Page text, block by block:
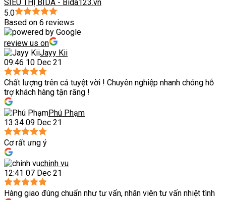
SIÊU THỊ BIDA - Bida123.vn
5.0
Based on 6 reviews
review us on
Jayy Kii
09:46 10 Dec 21
Chất lượng trên cả tuyệt vời ! Chuyên nghiệp nhanh chóng hỗ
trợ khách hàng tận răng !
Phú Phạm
13:34 09 Dec 21
Cơ rất ưng ý
chinh vu
12:41 07 Dec 21
Hàng giao đúng chuẩn như tư vấn, nhân viên tư vấn nhiệt tình